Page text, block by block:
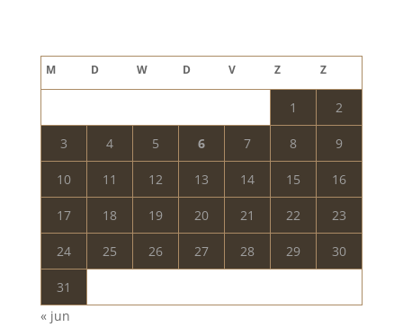
M D W D V Z Z
1 2
3 4 5 6 7 8 9
10 11 12 13 14 15 16
17 18 19 20 21 22 23
24 25 26 27 28 29 30
31
« jun